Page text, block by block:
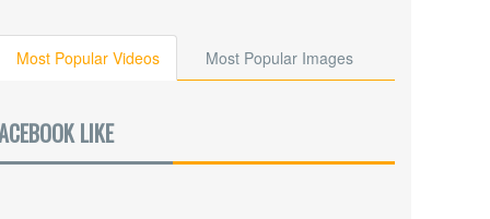
Most Popular Videos Most Popular Images
LIKE